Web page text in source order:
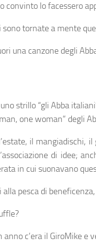
convinto lo facessero
tornate a mente
una canzone degli
strillo “gli Abba
one woman” degli
il mangiadischi,
di idee;
in cui suonavano
pesca di
c’era il GiroMike